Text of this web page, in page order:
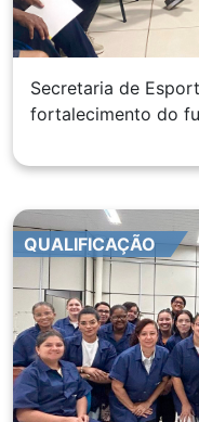
Secretaria de
fortalecimento do
QUALIFICAÇÃO